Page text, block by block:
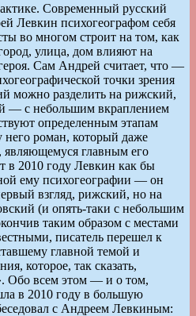
Современный русский
Левкин психогеографом себя
во многом строит на том, как
улица, дом влияют на
Сам Андрей считает, что —
точки зрения
можно разделить на рижский,
— с небольшим вкраплением
определенным этапам
него роман, который даже
являющемуся главным его
2010 году Левкин как бы
ему психогеографии — он
взгляд, рижский, но на
(и опять-таки с небольшим
таким образом с местами
писатель перешел к
главной темой и
которое, так сказать,
Обо всем этом — и о том,
в 2010 году в большую
с Андреем Левкиным: